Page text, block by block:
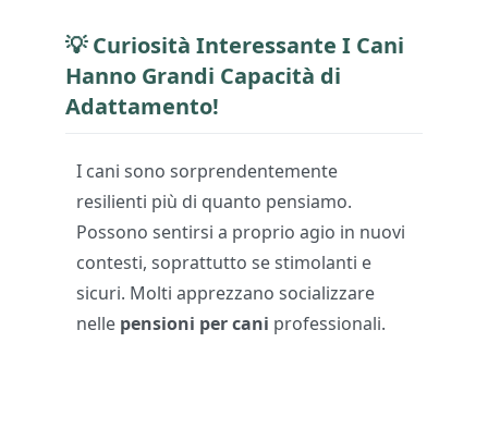
💡 Curiosità Interessante I Cani
Hanno Grandi Capacità di
Adattamento!
I cani sono sorprendentemente
resilienti più di quanto pensiamo.
Possono sentirsi a proprio agio in nuovi
contesti, soprattutto se stimolanti e
sicuri. Molti apprezzano socializzare
nelle pensioni per cani professionali.